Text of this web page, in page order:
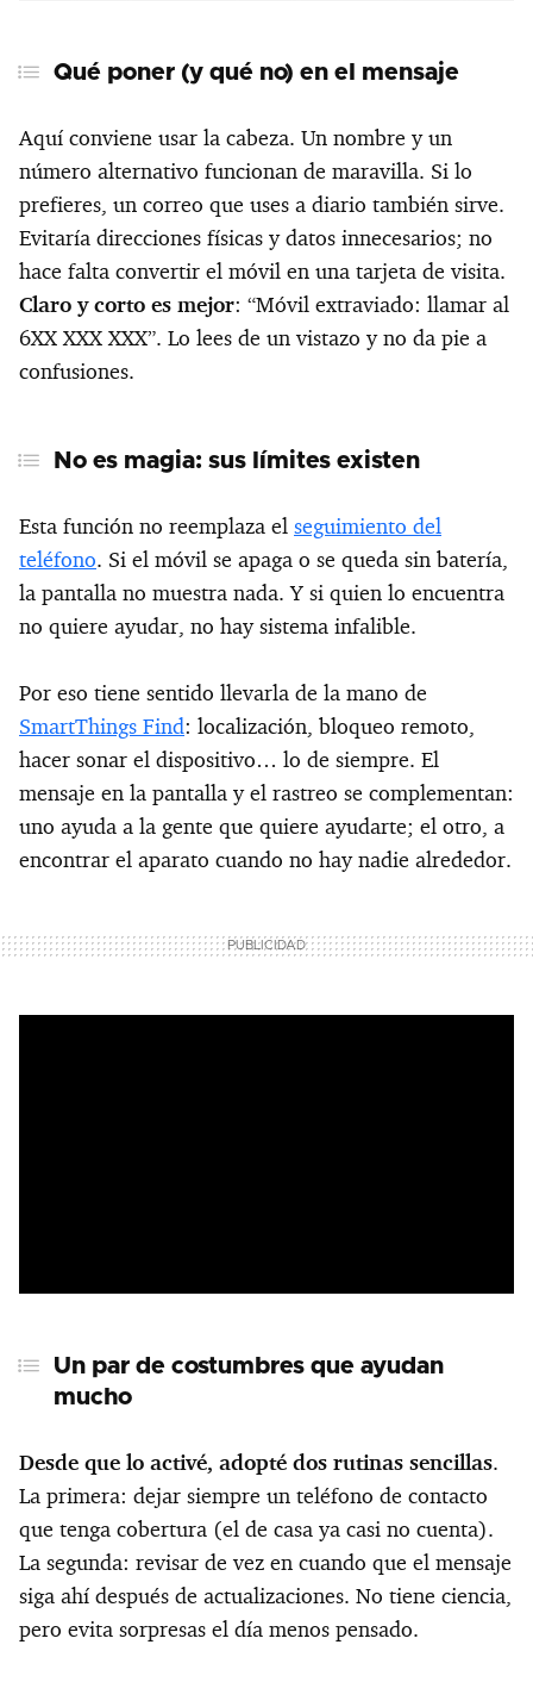
Qué poner (y qué no) en el mensaje
Aquí conviene usar la cabeza. Un nombre y un
número alternativo funcionan de maravilla. Si lo
prefieres, un correo que uses a diario también sirve.
Evitaría direcciones físicas y datos innecesarios; no
hace falta convertir el móvil en una tarjeta de visita.
Claro y corto es mejor: “Móvil extraviado: llamar al
6XX XXX XXX”. Lo lees de un vistazo y no da pie a
confusiones.
No es magia: sus límites existen
Esta función no reemplaza el seguimiento del
teléfono. Si el móvil se apaga o se queda sin batería,
la pantalla no muestra nada. Y si quien lo encuentra
no quiere ayudar, no hay sistema infalible.
Por eso tiene sentido llevarla de la mano de
SmartThings Find: localización, bloqueo remoto,
hacer sonar el dispositivo… lo de siempre. El
mensaje en la pantalla y el rastreo se complementan:
uno ayuda a la gente que quiere ayudarte; el otro, a
encontrar el aparato cuando no hay nadie alrededor.
Un par de costumbres que ayudan
mucho
Desde que lo activé, adopté dos rutinas sencillas.
La primera: dejar siempre un teléfono de contacto
que tenga cobertura (el de casa ya casi no cuenta).
La segunda: revisar de vez en cuando que el mensaje
siga ahí después de actualizaciones. No tiene ciencia,
pero evita sorpresas el día menos pensado.